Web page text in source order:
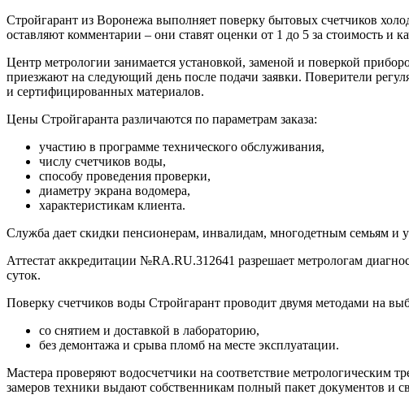
Стройгарант из Воронежа выполняет поверку бытовых счетчиков
оставляют комментарии – они ставят оценки от 1 до 5 за стоимость и
Центр метрологии занимается установкой, заменой и поверкой
приезжают на следующий день после подачи заявки. Поверители
и сертифицированных материалов.
Цены Стройгаранта различаются по параметрам заказа:
участию в программе технического обслуживания,
числу счетчиков воды,
способу проведения проверки,
диаметру экрана водомера,
характеристикам клиента.
Служба дает скидки пенсионерам, инвалидам, многодетным семьям
Аттестат аккредитации №RA.RU.312641 разрешает метрологам
суток.
Поверку счетчиков воды Стройгарант проводит двумя методами на
со снятием и доставкой в лабораторию,
без демонтажа и срыва пломб на месте эксплуатации.
Мастера проверяют водосчетчики на соответствие метрологическим
замеров техники выдают собственникам полный пакет документов и